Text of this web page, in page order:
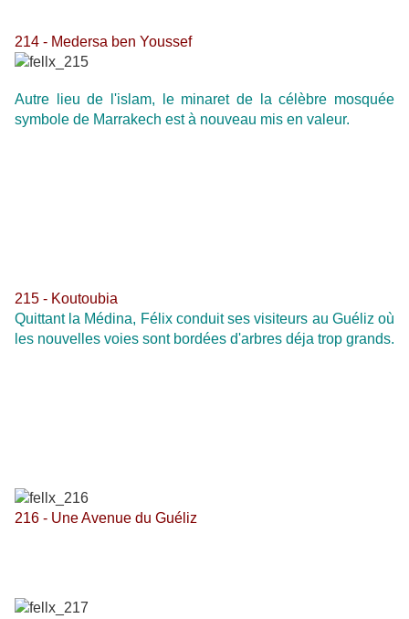
214 - Medersa ben Youssef
Autre lieu de l'islam, le minaret de la célèbre mosquée
symbole de Marrakech est à nouveau mis en valeur.
215 - Koutoubia
Quittant la Médina, Félix conduit ses visiteurs au Guéliz où
les nouvelles voies sont bordées d'arbres déja trop grands.
216 - Une Avenue du Guéliz